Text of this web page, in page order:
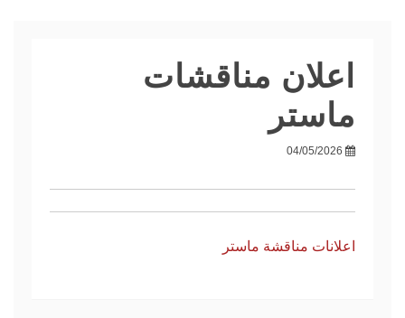
اعلان مناقشات
ماستر
04/05/2026
اعلانات مناقشة ماستر